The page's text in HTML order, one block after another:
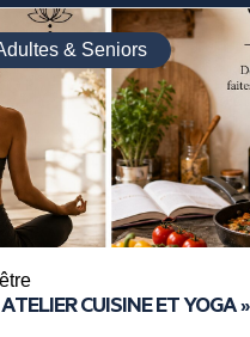
& Seniors
CUISINE ET YOGA »